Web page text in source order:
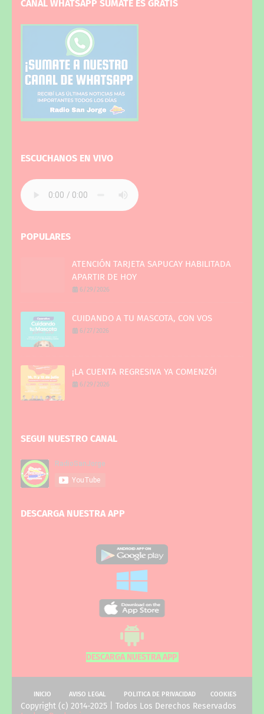
CANAL WHATSAPP SUMATE ES GRATIS
ESCUCHANOS EN VIVO
POPULARES
ATENCIÓN TARJETA SAPUCAY HABILITADA
APARTIR DE HOY
6/29/2026
CUIDANDO A TU MASCOTA, CON VOS
6/27/2026
¡LA CUENTA REGRESIVA YA COMENZÓ!
6/29/2026
SEGUI NUESTRO CANAL
DESCARGA NUESTRA APP
DESCARGA NUESTRA APP
INICIO AVISO LEGAL POLITICA DE PRIVACIDAD COOKIES
Copyright (c) 2014-2025 | Todos Los Derechos Reservados